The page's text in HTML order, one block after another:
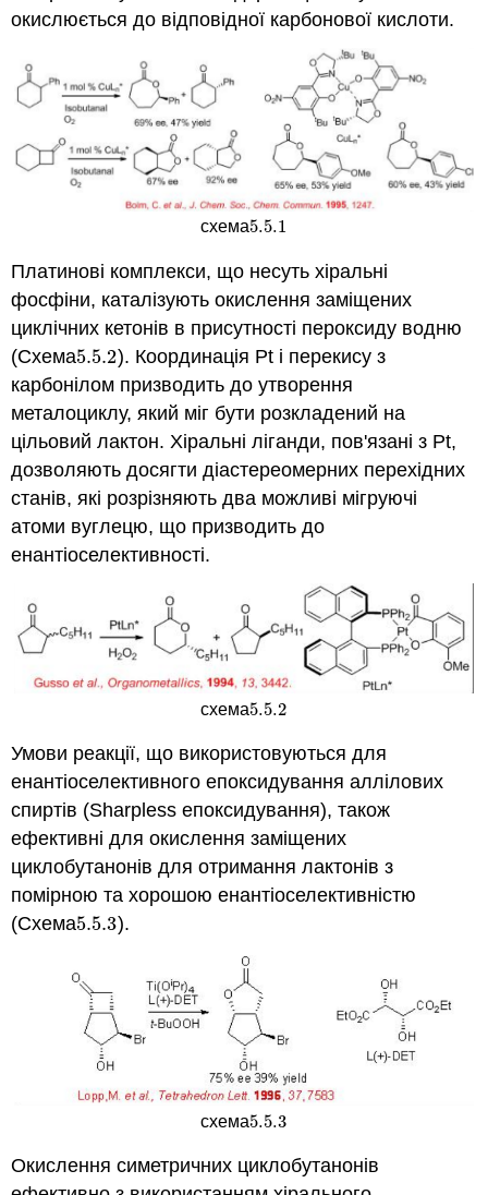
окислюється до відповідної карбонової кислоти.
схема5.5.1
5.5.1
Платинові комплекси, що несуть хіральні
фосфіни, каталізують окислення заміщених
циклічних кетонів в присутності пероксиду водню
(Схема5.5.2
5.5.2). Координація Pt і перекису з
карбонілом призводить до утворення
металоциклу, який міг бути розкладений на
цільовий лактон. Хіральні ліганди, пов'язані з Pt,
дозволяють досягти діастереомерних перехідних
станів, які розрізняють два можливі мігруючі
атоми вуглецю, що призводить до
енантіоселективності.
схема5.5.2
5.5.2
Умови реакції, що використовуються для
енантіоселективного епоксидування аллілових
спиртів (Sharpless епоксидування), також
ефективні для окислення заміщених
циклобутанонів для отримання лактонів з
помірною та хорошою енантіоселективністю
(Схема5.5.3
5.5.3).
схема5.5.3
5.5.3
Окислення симетричних циклобутанонів